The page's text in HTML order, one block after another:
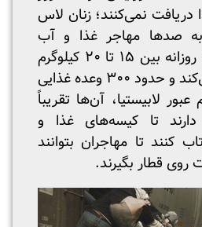
۳۰ نفر غذا دریافت نمی‌کنند؛ زنان لاس
صدها مهاجر غذا و آب
می‌رسانند. این گروه روزانه بین ۱۵ تا ۲۰ کیلوگرم
برنج و لوبیا آماده می‌کند و حدود ۳۰۰ وعده غذایی
لابیستیا، آن‌ها تقریباً
دارند تا کیسه‌های غذا و
کنند تا مهاجران بتوانند
روی قطار بگیرند.